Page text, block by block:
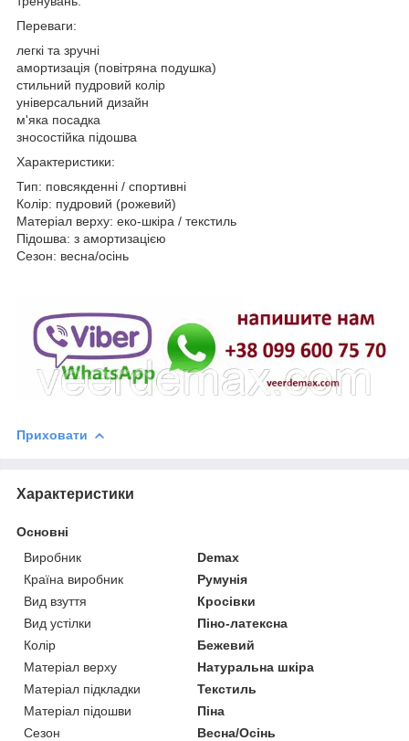
Переваги:
легкі та зручні
амортизація (повітряна подушка)
стильний пудровий колір
універсальний дизайн
м'яка посадка
зносостійка підошва
Характеристики:
Тип: повсякденні / спортивні
Колір: пудровий (рожевий)
Матеріал верху: еко-шкіра / текстиль
Підошва: з амортизацією
Сезон: весна/осінь
Приховати
Характеристики
Основні
Виробник
Demax
Країна виробник
Румунія
Вид взуття
Кросівки
Вид устілки
Піно-латексна
Колір
Бежевий
Матеріал верху
Натуральна шкіра
Матеріал підкладки
Текстиль
Матеріал підошви
Піна
Сезон
Весна/Осінь